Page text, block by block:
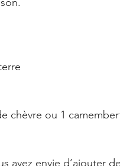
chèvre ou 1
avez envie d’ajouter